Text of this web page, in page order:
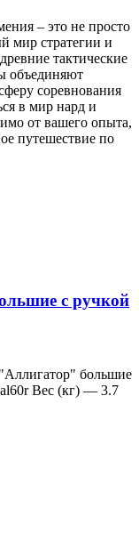
– это не просто
мир стратегии и
тактические
объединяют
соревнования
в мир нард и
от вашего опыта,
путешествие по
с ручкой
большие
Вес (кг) — 3.7